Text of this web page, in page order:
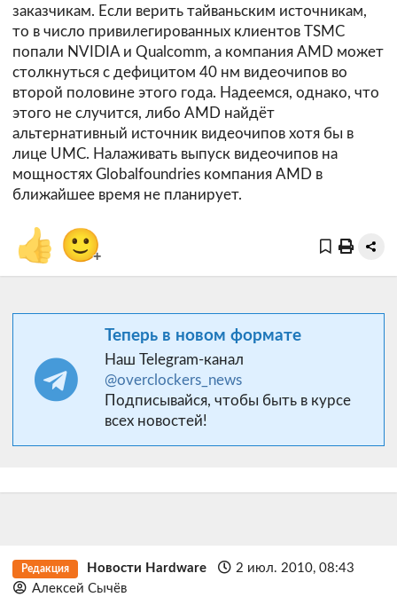
заказчикам. Если верить тайваньским источникам,
то в число привилегированных клиентов TSMC
попали NVIDIA и Qualcomm, а компания AMD может
столкнуться с дефицитом 40 нм видеочипов во
второй половине этого года. Надеемся, однако, что
этого не случится, либо AMD найдёт
альтернативный источник видеочипов хотя бы в
лице UMC. Налаживать выпуск видеочипов на
мощностях Globalfoundries компания AMD в
ближайшее время не планирует.
👍 🙂+
Теперь в новом формате
Наш Telegram-канал
@overclockers_news
Подписывайся, чтобы быть в курсе
всех новостей!
Редакция Новости Hardware
2 июл. 2010, 08:43
Алексей Сычёв